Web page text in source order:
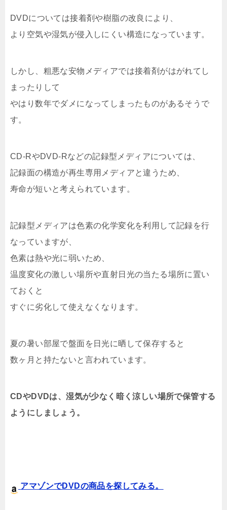
DVDについては接着剤や樹脂の改良により、
より空気や湿気が侵入しにくい構造になっています。
しかし、粗悪な安物メディアでは接着剤がはがれてし
まったりして
やはり数年でダメになってしまったものがあるそうで
す。
CD-RやDVD-Rなどの記録型メディアについては、
記録面の構造が再生専用メディアと違うため、
寿命が短いと考えられています。
記録型メディアは色素の化学変化を利用して記録を行
なっていますが、
色素は熱や光に弱いため、
温度変化の激しい場所や直射日光の当たる場所に置い
ておくと
すぐに劣化して使えなくなります。
夏の暑い部屋で盤面を日光に晒して保存すると
数ヶ月と持たないと言われています。
CDやDVDは、湿気が少なく暗く涼しい場所で保管する
ようにしましょう。
アマゾンでDVDの商品を探してみる。